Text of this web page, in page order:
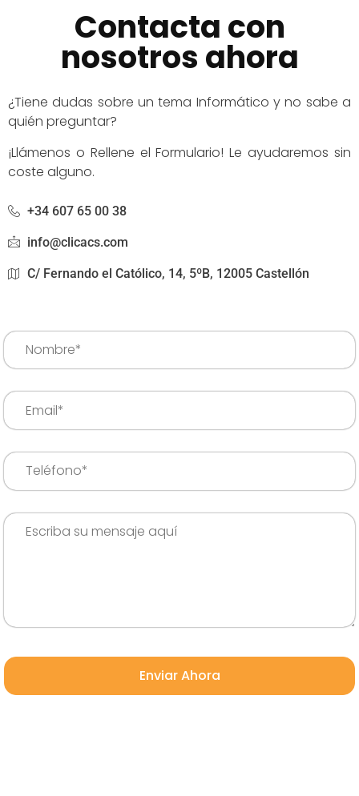
Contacta con
nosotros ahora
¿Tiene dudas sobre un tema Informático y no sabe a
quién preguntar?
¡Llámenos o Rellene el Formulario! Le ayudaremos sin
coste alguno.
+34 607 65 00 38
info@clicacs.com
C/ Fernando el Católico, 14, 5ºB, 12005 Castellón